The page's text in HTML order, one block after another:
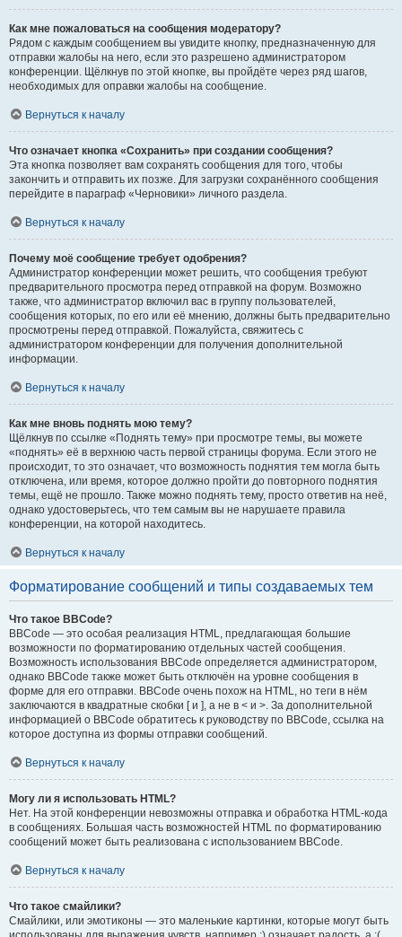
Как мне пожаловаться на сообщения модератору?
Рядом с каждым сообщением вы увидите кнопку, предназначенную для
отправки жалобы на него, если это разрешено администратором
конференции. Щёлкнув по этой кнопке, вы пройдёте через ряд шагов,
необходимых для оправки жалобы на сообщение.
Вернуться к началу
Что означает кнопка «Сохранить» при создании сообщения?
Эта кнопка позволяет вам сохранять сообщения для того, чтобы
закончить и отправить их позже. Для загрузки сохранённого сообщения
перейдите в параграф «Черновики» личного раздела.
Вернуться к началу
Почему моё сообщение требует одобрения?
Администратор конференции может решить, что сообщения требуют
предварительного просмотра перед отправкой на форум. Возможно
также, что администратор включил вас в группу пользователей,
сообщения которых, по его или её мнению, должны быть предварительно
просмотрены перед отправкой. Пожалуйста, свяжитесь с
администратором конференции для получения дополнительной
информации.
Вернуться к началу
Как мне вновь поднять мою тему?
Щёлкнув по ссылке «Поднять тему» при просмотре темы, вы можете
«поднять» её в верхнюю часть первой страницы форума. Если этого не
происходит, то это означает, что возможность поднятия тем могла быть
отключена, или время, которое должно пройти до повторного поднятия
темы, ещё не прошло. Также можно поднять тему, просто ответив на неё,
однако удостоверьтесь, что тем самым вы не нарушаете правила
конференции, на которой находитесь.
Вернуться к началу
Форматирование сообщений и типы создаваемых тем
Что такое BBCode?
BBCode — это особая реализация HTML, предлагающая большие
возможности по форматированию отдельных частей сообщения.
Возможность использования BBCode определяется администратором,
однако BBCode также может быть отключён на уровне сообщения в
форме для его отправки. BBCode очень похож на HTML, но теги в нём
заключаются в квадратные скобки [ и ], а не в < и >. За дополнительной
информацией о BBCode обратитесь к руководству по BBCode, ссылка на
которое доступна из формы отправки сообщений.
Вернуться к началу
Могу ли я использовать HTML?
Нет. На этой конференции невозможны отправка и обработка HTML-кода
в сообщениях. Большая часть возможностей HTML по форматированию
сообщений может быть реализована с использованием BBCode.
Вернуться к началу
Что такое смайлики?
Смайлики, или эмотиконы — это маленькие картинки, которые могут быть